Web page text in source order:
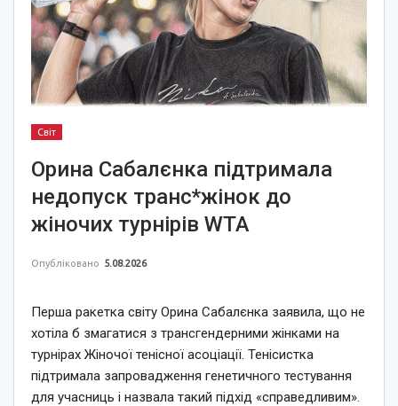
Світ
Орина Сабалєнка підтримала
недопуск транс*жінок до
жіночих турнірів WTA
Опубліковано 5.08.2026
Перша ракетка світу Орина Сабалєнка заявила, що не
хотіла б змагатися з трансгендерними жінками на
турнірах Жіночої тенісної асоціації. Тенісистка
підтримала запровадження генетичного тестування
для учасниць і назвала такий підхід «справедливим».